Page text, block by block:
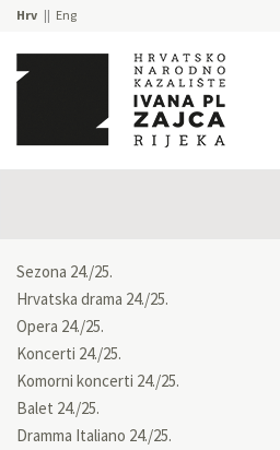
Hrv Eng
Sezona 24./25.
Hrvatska drama 24./25.
Opera 24./25.
Koncerti 24./25.
Komorni koncerti 24./25.
Balet 24./25.
Dramma Italiano 24./25.